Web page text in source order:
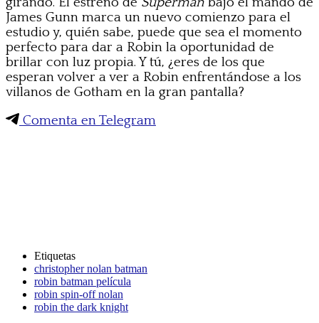
James Gunn marca un nuevo comienzo para el
estudio y, quién sabe, puede que sea el momento
perfecto para dar a Robin la oportunidad de
brillar con luz propia. Y tú, ¿eres de los que
esperan volver a ver a Robin enfrentándose a los
villanos de Gotham en la gran pantalla?
Comenta en Telegram
Etiquetas
christopher nolan batman
robin batman película
robin spin-off nolan
robin the dark knight